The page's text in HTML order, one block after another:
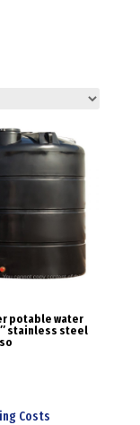
potable water
stainless steel
Costs